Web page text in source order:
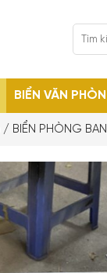
BIỂN VĂN
/ BIỂN PHÒNG